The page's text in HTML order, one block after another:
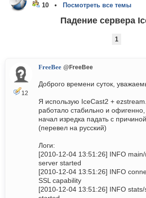
10 •
Посмотреть все темы
Падение сервера
1
12
FreeBee @FreeBee
Доброго времени суток,
Я использую IceCast2 +
работало стабильно и
начал изредка падать с
(перевел на русский)
Логи:
[2010-12-04 13:51:26] INFO
server started
[2010-12-04 13:51:26] INFO
SSL capability
[2010-12-04 13:51:26] INFO